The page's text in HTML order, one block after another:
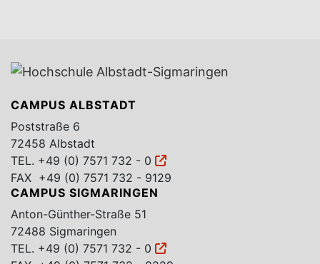
CAMPUS ALBSTADT
Poststraße 6
72458 Albstadt
TEL. +49 (0) 7571 732 - 0
FAX +49 (0) 7571 732 - 9129
CAMPUS SIGMARINGEN
Anton-Günther-Straße 51
72488 Sigmaringen
TEL. +49 (0) 7571 732 - 0